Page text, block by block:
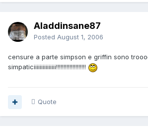
Aladdinsane87
Posted August 1, 2006
censure a parte simpson e griffin sono
simpaticiiiiiiiiiiiiiii!!!!!!!!!!!!!!!!!!!!
Quote